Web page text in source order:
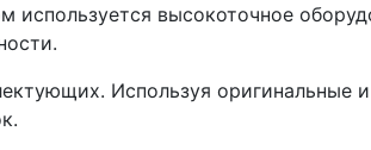
высокоточное
Используя оригинальные